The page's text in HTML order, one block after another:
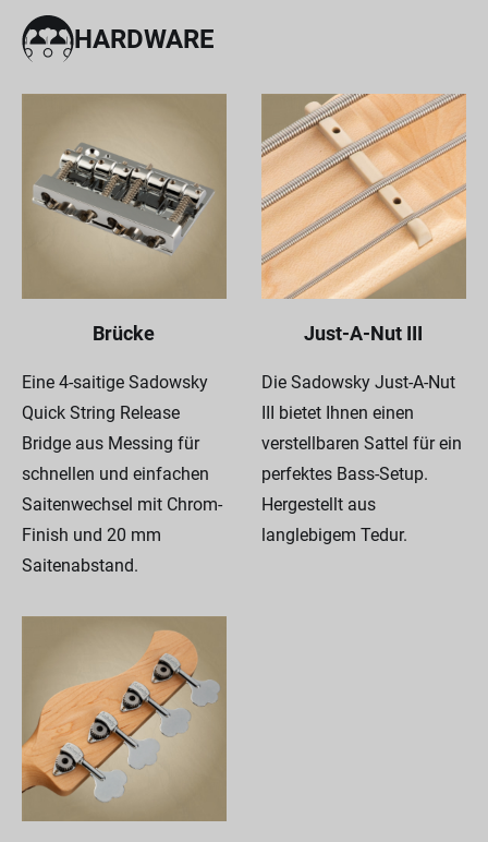
HARDWARE
Brücke
Eine 4-saitige Sadowsky
Quick String Release
Bridge aus Messing für
schnellen und einfachen
Saitenwechsel mit Chrom-
Finish und 20 mm
Saitenabstand.
Just-A-Nut III
Die Sadowsky Just-A-Nut
III bietet Ihnen einen
verstellbaren Sattel für ein
perfektes Bass-Setup.
Hergestellt aus
langlebigem Tedur.